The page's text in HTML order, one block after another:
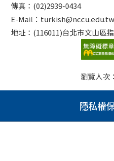
傳真：(02)2939-0434
E-Mail：turkish@nccu.edu.tw
地址：(116011)台北市文山區
瀏覽人次：
隱私權